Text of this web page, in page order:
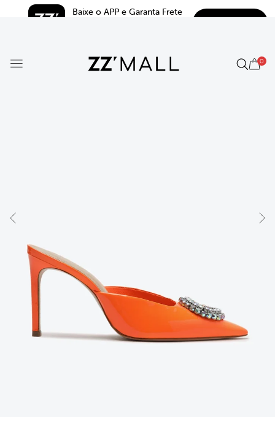
Baixe o APP e Garanta Frete
0